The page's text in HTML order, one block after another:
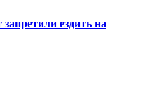
ездить на